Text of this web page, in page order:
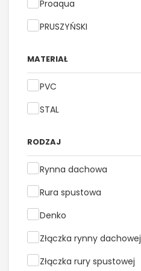
Proaqua
PRUSZYŃSKI
MATERIAŁ
Materiał
PVC
STAL
RODZAJ
Rodzaj
Rynna dachowa
Rura spustowa
Denko
Złączka rynny dachowej
Złączka rury spustowej